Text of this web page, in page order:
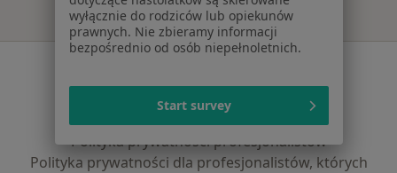
Regulamin
Polityka prywatności profesjonalistów
Polityka prywatności dla profesjonalistów, których
wyłącznie do rodziców lub opiekunów
prawnych. Nie zbieramy informacji
bezpośrednio od osób niepełnoletnich.
Start survey